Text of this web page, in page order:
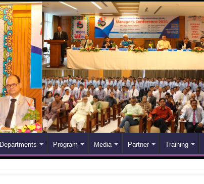
Departments Program Media Partner Training